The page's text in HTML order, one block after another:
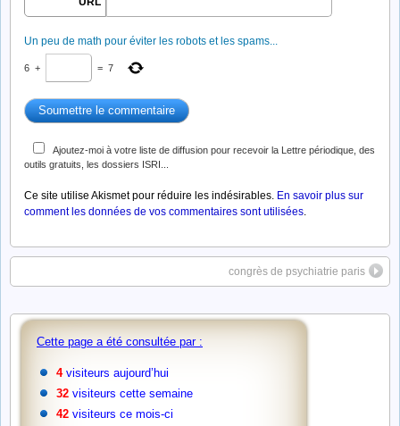
Un peu de math pour éviter les robots et les spams...
6 + = 7
Ajoutez-moi à votre liste de diffusion pour recevoir la Lettre périodique, des
outils gratuits, les dossiers ISRI...
Ce site utilise Akismet pour réduire les indésirables. En savoir plus sur
comment les données de vos commentaires sont utilisées
congrès de psychiatrie paris
Cette page a été consultée par :
4visiteurs aujourd’hui
32 visiteurs cette semaine
42 visiteurs ce mois-ci